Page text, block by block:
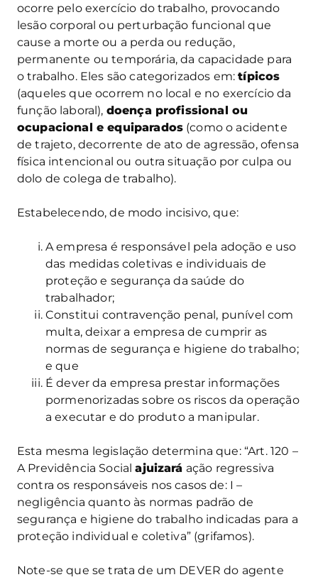
ocorre pelo exercício do trabalho, provocando
lesão corporal ou perturbação funcional que
cause a morte ou a perda ou redução,
permanente ou temporária, da capacidade para
o trabalho. Eles são categorizados em:típicos
(aqueles que ocorrem no local e no exercício da
função laboral), doença profissional ou
ocupacional e equiparados (como o acidente
de trajeto, decorrente de ato de agressão, ofensa
física intencional ou outra situação por culpa ou
dolo de colega de trabalho).
Estabelecendo, de modo incisivo, que:
A empresa é responsável pela adoção e uso
das medidas coletivas e individuais de
proteção e segurança da saúde do
trabalhador;
Constitui contravenção penal, punível com
multa, deixar a empresa de cumprir as
normas de segurança e higiene do trabalho;
e que
É dever da empresa prestar informações
pormenorizadas sobre os riscos da operação
a executar e do produto a manipular.
Esta mesma legislação determina que: “Art. 120 –
A Previdência Socialajuizará ação regressiva
contra os responsáveis nos casos de: I –
negligência quanto às normas padrão de
segurança e higiene do trabalho indicadas para a
proteção individual e coletiva” (grifamos).
Note-se que se trata de um DEVER do agente